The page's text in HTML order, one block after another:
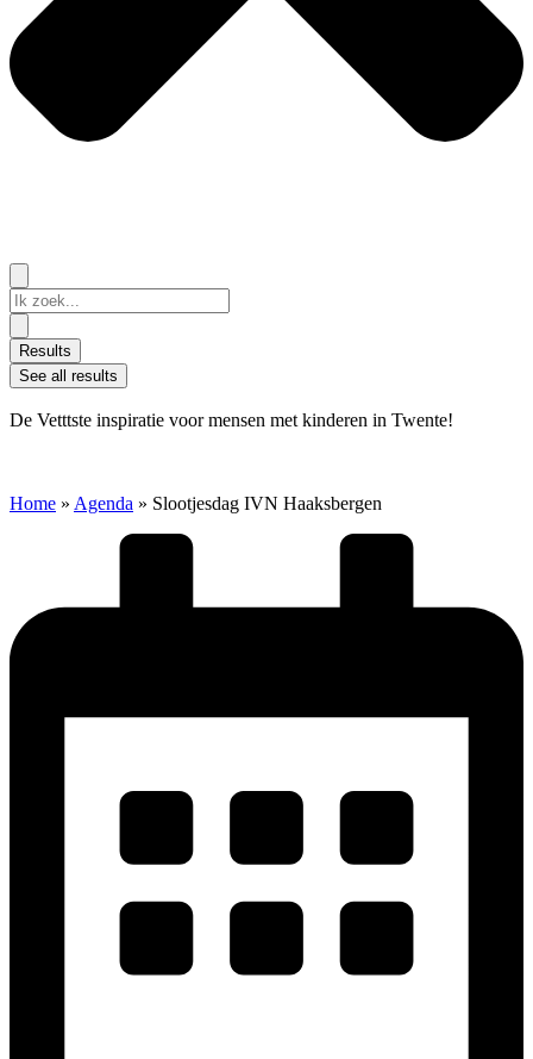
Search
...
Results
See all results
De Vetttste inspiratie voor mensen met kinderen in Twente!
Home » Agenda » Slootjesdag IVN Haaksbergen